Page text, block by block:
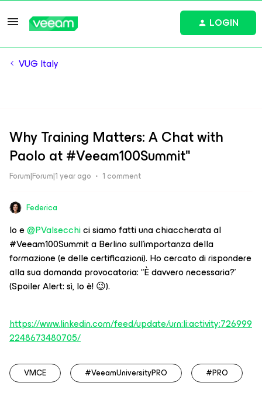
LOGIN
VUG Italy
Why Training Matters: A Chat with
Paolo at #Veeam100Summit"
Forum|Forum|1 year ago 1 comment
Federica
Io e ​@PValsecchici siamo fatti una chiaccherata al
#Veeam100Summit a Berlino sull’importanza della
formazione (e delle certificazioni). Ho cercato di rispondere
alla sua domanda provocatoria: “È davvero necessaria?'
(Spoiler Alert: sì, lo è! 😉).
https://www.linkedin.com/feed/update/urn:li:activity:726999
2248673480705/
VMCE #VeeamUniversityPRO #PRO